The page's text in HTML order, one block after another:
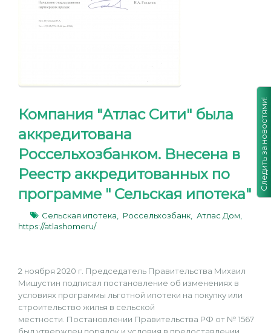
Компания "Атлас Сити" была
аккредитована
Россельхозбанком. Внесена в
Реестр аккредитованных по
программе " Сельская ипотека"
Сельская ипотека, Россельхозбанк,
Атлас Дом,
https://atlashomeru/
2 ноября 2020 г. Председатель Правительства Михаил
Мишустин подписал постановление об изменениях в
условиях программы льготной ипотеки на покупку или
строительство жилья в сельской
местности. Постановлении Правительства РФ от № 1567
Следить за новостями!